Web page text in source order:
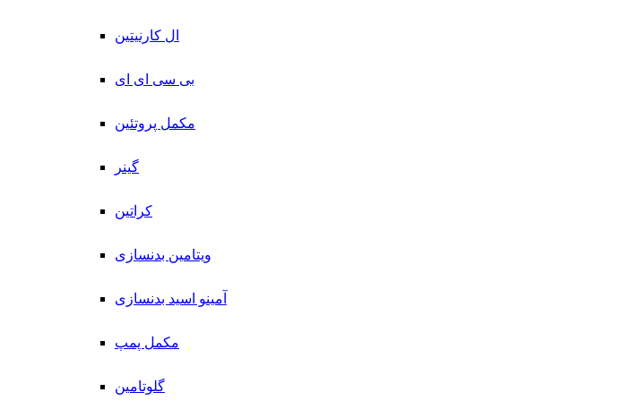
ال کارنیتین
بی سی ای ای
مکمل پروتئین
گینر
کراتین
ویتامین بدنسازی
آمینو اسید بدنسازی
مکمل پمپ
گلوتامین